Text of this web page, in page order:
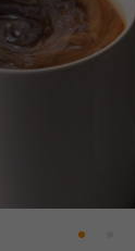
用活動に注力